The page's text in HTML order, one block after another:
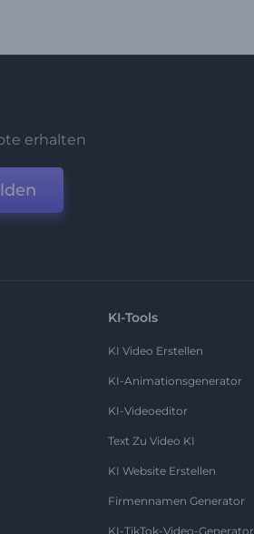
erhalten
KI-Tools
KI Video Erstellen
KI-Animationsgenerator
KI-Videoeditor
Text Zu Video KI
KI Website Erstellen
Firmennamen Generator
KI-TikTok-Video-Generator